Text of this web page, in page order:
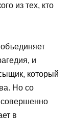
из тех, кто
и
который
Но со
совершенно
в